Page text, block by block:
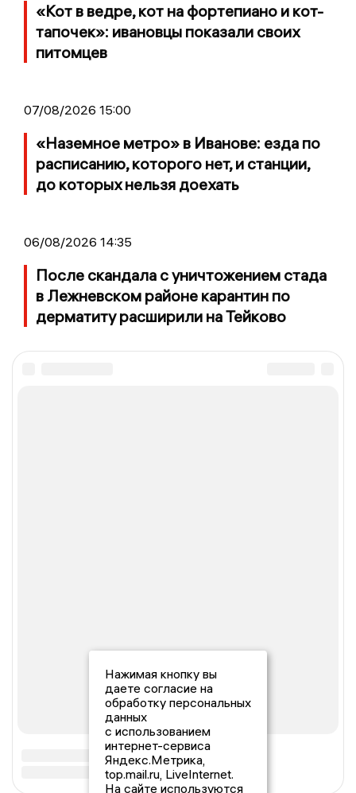
«Кот в ведре, кот на фортепиано и кот-
тапочек»: ивановцы показали своих
питомцев
07/08/2026 15:00
«Наземное метро» в Иванове: езда по
расписанию, которого нет, и станции,
до которых нельзя доехать
06/08/2026 14:35
После скандала с уничтожением стада
в Лежневском районе карантин по
дерматиту расширили на Тейково
Нажимая кнопку вы
даете согласие на
обработку персональных
данных
с использованием
интернет-сервиса
Яндекс.Метрика,
top.mail.ru, LiveInternet.
На сайте используются